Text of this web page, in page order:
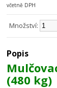
včetně DPH
Množství:
Popis
(480 kg)